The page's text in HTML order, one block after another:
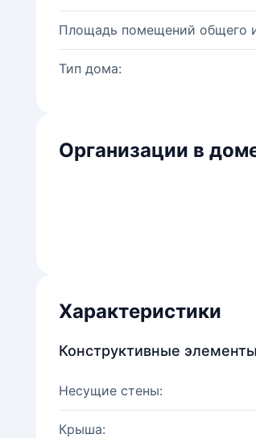
Площадь помещений общего
Тип дома:
Организации в
Характеристики
Конструктивные элементы
Несущие стены:
Крыша: